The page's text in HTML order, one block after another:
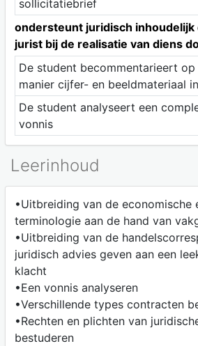
sollicitatiebrief
ondersteunt juridisch
jurist bij de realisatie van diens
De student becommentarieert
manier cijfer- en beeldmateriaal
De student analyseert een
vonnis
Leerinhoud
•Uitbreiding van de economische
terminologie aan de hand van
•Uitbreiding van de
juridisch advies geven aan een
klacht
•Een vonnis analyseren
•Verschillende types contracten
•Rechten en plichten van
bestuderen